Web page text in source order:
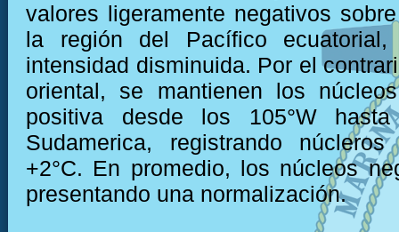
valores ligeramente negativos
la región del Pacífico
intensidad disminuida. Por el
oriental, se mantienen los
positiva desde los 105°W
Sudamerica, registrando
+2°C. En promedio, los núcleos
presentando una normalización.